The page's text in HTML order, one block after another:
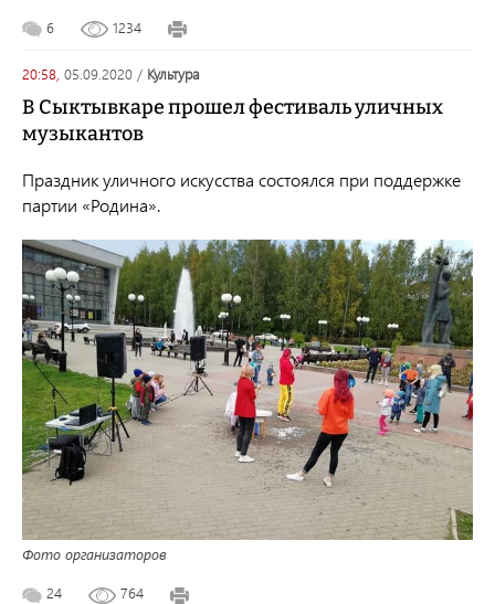
6 1234
20:58, 05.09.2020 / культура
В Сыктывкаре прошел фестиваль уличных
музыкантов
Праздник уличного искусства состоялся при поддержке
партии «Родина».
Фото организаторов
24 764